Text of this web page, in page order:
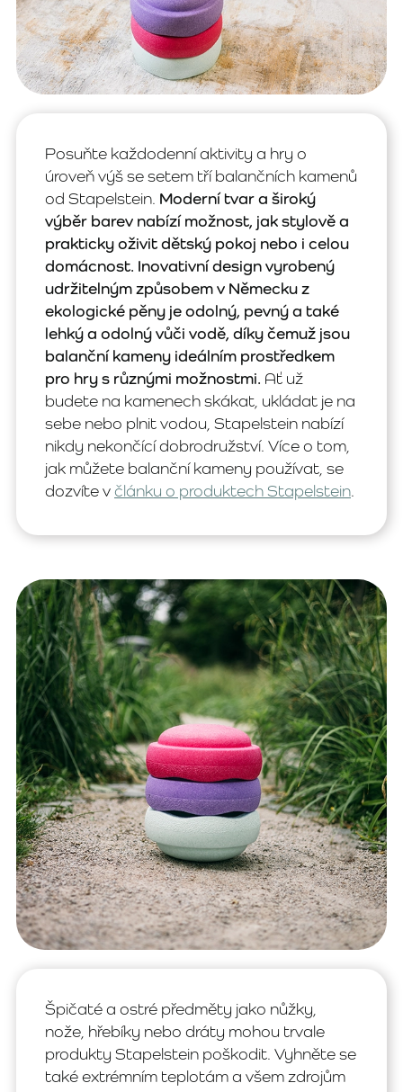
Posuňte každodenní aktivity a hry o
úroveň výš se setem tří balančních kamenů
od Stapelstein. Moderní tvar a široký
výběr barev nabízí možnost, jak stylově a
prakticky oživit dětský pokoj nebo i celou
domácnost. Inovativní design vyrobený
udržitelným způsobem v Německu z
ekologické pěny je odolný, pevný a také
lehký a odolný vůči vodě, díky čemuž jsou
balanční kameny ideálním prostředkem
pro hry s různými možnostmi. Ať už
budete na kamenech skákat, ukládat je na
sebe nebo plnit vodou, Stapelstein nabízí
nikdy nekončící dobrodružství. Více o tom,
jak můžete balanční kameny používat, se
dozvíte včlánku o produktech Stapelstein.
Špičaté a ostré předměty jako nůžky,
nože, hřebíky nebo dráty mohou trvale
produkty Stapelstein poškodit. Vyhněte se
také extrémním teplotám a všem zdrojům